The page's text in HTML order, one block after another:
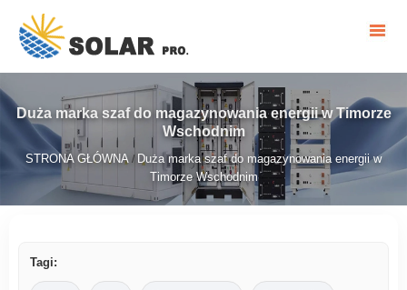
Duża marka szaf do magazynowania energii w Timorze
Wschodnim
STRONA GŁÓWNA / Duża marka szaf do magazynowania energii w
Timorze Wschodnim
Tagi: